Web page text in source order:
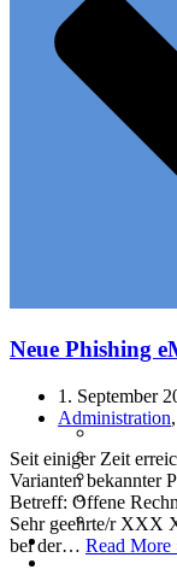
Neue Phishing
1. September
Administration,
Seit einiger Zeit
Varianten bekannter
Betreff: Offene
Sehr geehrte/r XXX
bei der… Read More